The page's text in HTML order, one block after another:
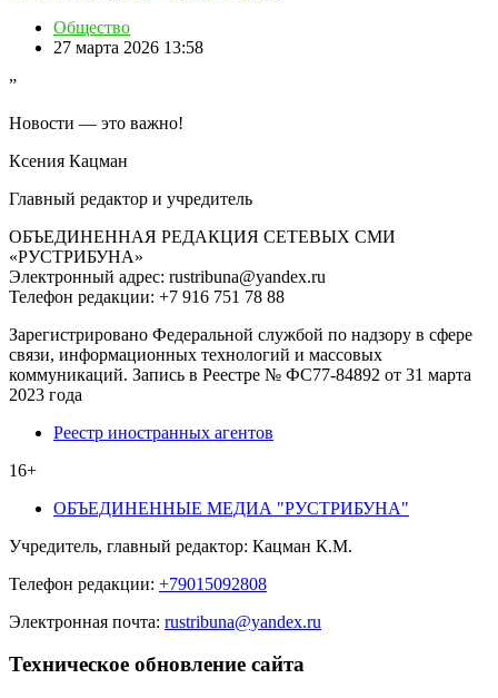
Общество
27 марта 2026 13:58
”
Новости — это важно!
Ксения Кацман
Главный редактор и учредитель
ОБЪЕДИНЕННАЯ РЕДАКЦИЯ СЕТЕВЫХ СМИ
«РУСТРИБУНА»
Электронный адрес: rustribuna@yandex.ru
Телефон редакции: +7 916 751 78 88
Зарегистрировано Федеральной службой по надзору в сфере
связи, информационных технологий и массовых
коммуникаций. Запись в Реестре № ФС77-84892 от 31 марта
2023 года
Реестр иностранных агентов
16+
ОБЪЕДИНЕННЫЕ МЕДИА "РУСТРИБУНА"
Учредитель, главный редактор: Кацман К.М.
Телефон редакции: +79015092808
Электронная почта: rustribuna@yandex.ru
Техническое обновление сайта